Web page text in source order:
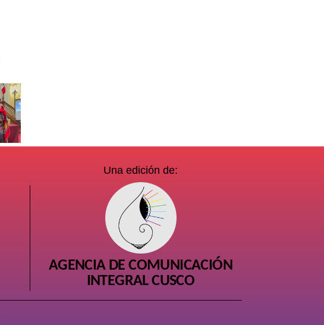
Una edición de:
AGENCIA DE COMUNICACIÓN
INTEGRAL CUSCO